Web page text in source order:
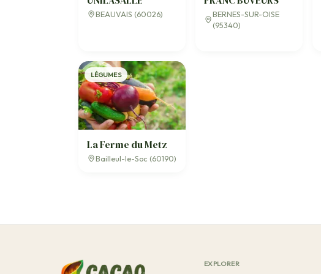
BEAUVAIS (60026)
BERNES-SUR-OISE
(95340)
LÉGUMES
La Ferme du Metz
Bailleul-le-Soc (60190)
EXPLORER